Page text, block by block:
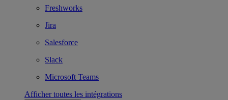
Freshworks
Jira
Salesforce
Slack
Microsoft Teams
Afficher toutes les intégrations